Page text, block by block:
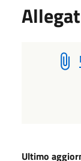
Ultimo